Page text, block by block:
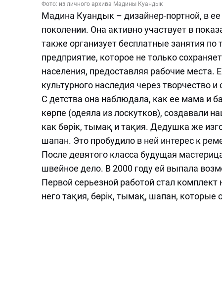
Фото: из личного архива Мадины Куандык
Мадина Куандык – дизайнер-портной, в
поколении. Она активно участвует в
также организует бесплатные занятия
предприятие, которое не только
населения, предоставляя рабочие места.
культурного наследия через творчество
С детства она наблюдала, как ее мама и
көрпе (одеяла из лоскутков), создавали
как бөрік, тымақ и тақия. Дедушка же
шапан. Это пробудило в ней интерес к
После девятого класса будущая
швейное дело. В 2000 году ей выпала
Первой серьезной работой стал
него тақия, бөрік, тымақ, шапан, которые